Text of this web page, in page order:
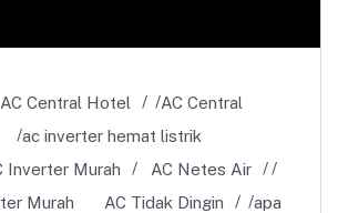
AC Central Hotel
AC Central
ac inverter hemat listrik
Inverter Murah
AC Netes Air
Murah
AC Tidak Dingin
apa